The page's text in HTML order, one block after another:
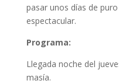
pasar unos días de
espectacular.
Programa:
Llegada noche del
masía.